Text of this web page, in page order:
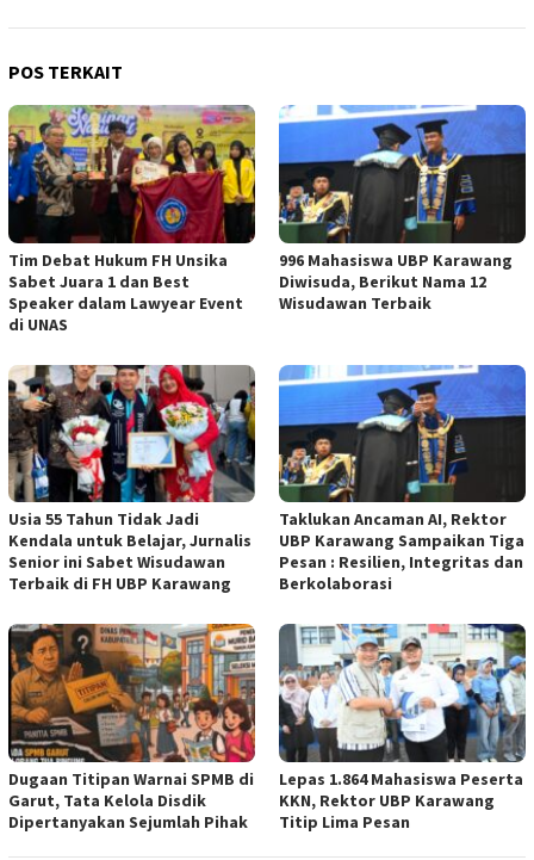
POS TERKAIT
Tim Debat Hukum FH Unsika
Sabet Juara 1 dan Best
Speaker dalam Lawyear Event
di UNAS
996 Mahasiswa UBP Karawang
Diwisuda, Berikut Nama 12
Wisudawan Terbaik
Usia 55 Tahun Tidak Jadi
Kendala untuk Belajar, Jurnalis
Senior ini Sabet Wisudawan
Terbaik di FH UBP Karawang
Taklukan Ancaman AI, Rektor
UBP Karawang Sampaikan Tiga
Pesan : Resilien, Integritas dan
Berkolaborasi
Dugaan Titipan Warnai SPMB di
Garut, Tata Kelola Disdik
Dipertanyakan Sejumlah Pihak
Lepas 1.864 Mahasiswa Peserta
KKN, Rektor UBP Karawang
Titip Lima Pesan